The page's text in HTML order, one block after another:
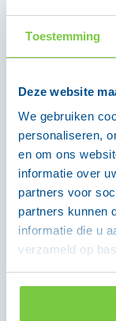
Toestemming
Deze website
We gebruiken
personaliseren,
en om ons
informatie over
partners voor
partners kunnen
informatie die u
verzameld op
niezen en
wordt.
hetzelfde
maar
Daarom
het
Met het
de
openbaar